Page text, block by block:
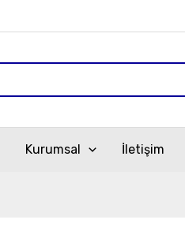
Kurumsal İletişim